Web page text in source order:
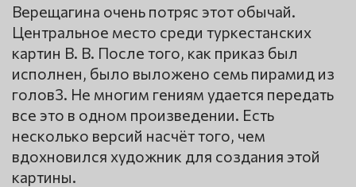
Верещагина очень потряс этот обычай.
Центральное место среди туркестанских
картин В. В. После того, как приказ был
исполнен, было выложено семь пирамид из
голов3. Не многим гениям удается передать
все это в одном произведении. Есть
несколько версий насчёт того, чем
вдохновился художник для создания этой
картины.